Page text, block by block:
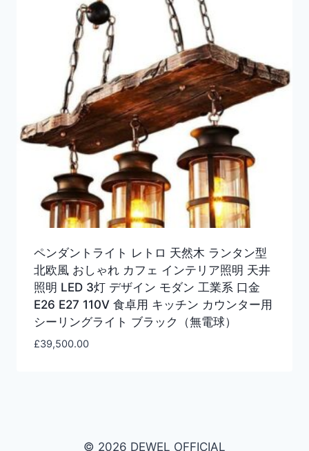
ペンダントライト レトロ 天然木 ランタン型
北欧風 おしゃれ カフェ インテリア照明 天井
照明 LED 3灯 デザイン モダン 工業系 口金
E26 E27 110V 食卓用 キッチン カウンター用
シーリングライト ブラック（無電球）
£39,500.00
© 2026 DEWEL OFFICIAL